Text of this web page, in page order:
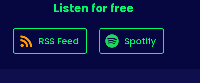
Listen for free
RSS Feed Spotify